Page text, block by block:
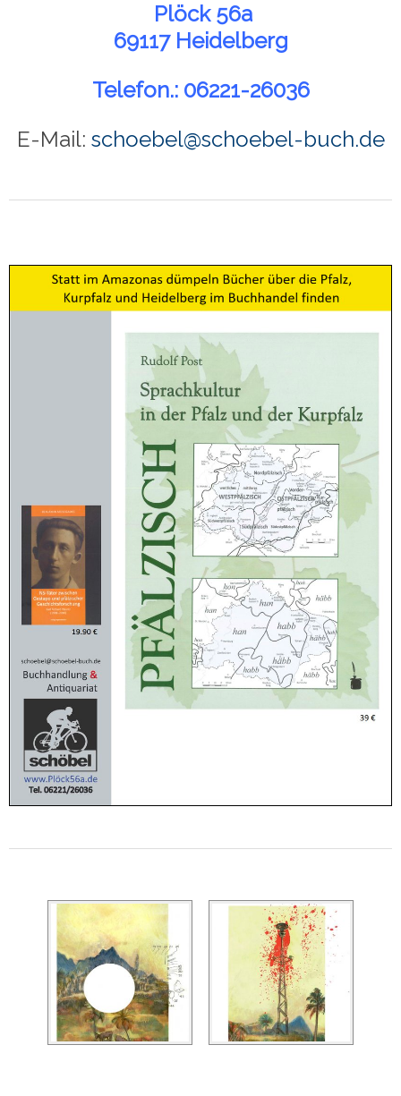
Plöck 56a
69117 Heidelberg
Telefon.: 06221-26036
E-Mail: schoebel@schoebel-buch.de